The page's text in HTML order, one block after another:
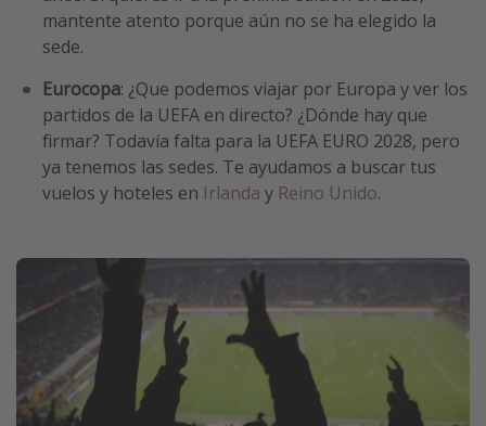
mantente atento porque aún no se ha elegido la
sede.
Eurocopa: ¿Que podemos viajar por Europa y ver los
partidos de la UEFA en directo? ¿Dónde hay que
firmar? Todavía falta para la UEFA EURO 2028, pero
ya tenemos las sedes. Te ayudamos a buscar tus
vuelos y hoteles en Irlanda y Reino Unido.